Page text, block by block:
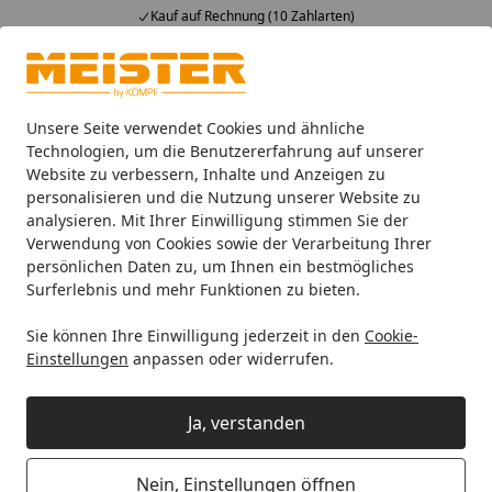
Unsere Seite verwendet Cookies und ähnliche
Technologien, um die Benutzererfahrung auf unserer
Website zu verbessern, Inhalte und Anzeigen zu
personalisieren und die Nutzung unserer Website zu
analysieren. Mit Ihrer Einwilligung stimmen Sie der
Verwendung von Cookies sowie der Verarbeitung Ihrer
persönlichen Daten zu, um Ihnen ein bestmögliches
Surferlebnis und mehr Funktionen zu bieten.
Sie können Ihre Einwilligung jederzeit in den Cookie-
Einstellungen anpassen oder widerrufen.
Ja, verstanden
Nein, Einstellungen öffnen
Kauf auf Rechnung (10 Zahlarten)
Alle Produkte
Mein Konto
Suchen
Startseite
Leisten Fußleisten Meister Dekorgleiche Fussleisten
MEISTER Fußleiste Profil 3 PK Ahorn
202 für Laminatböden - 2380 x 60 x
20 mm